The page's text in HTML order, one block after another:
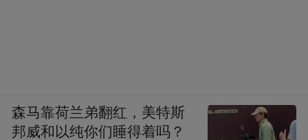
森马靠荷兰弟翻红，美特斯
邦威和以纯你们睡得着吗？